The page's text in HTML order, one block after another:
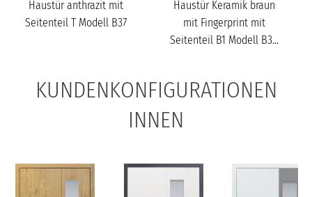
Haustür anthrazit mit
Seitenteil T Modell B37
Haustür Keramik braun
mit Fingerprint mit
Seitenteil B1 Modell B3...
KUNDENKONFIGURATIONEN
INNEN